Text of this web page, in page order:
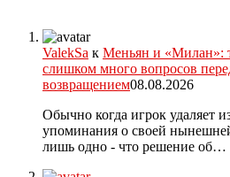
ValekSa к Меньян и «Милан»:
слишком много вопросов
возвращением08.08.2026
Обычно когда игрок удаляет
упоминания о своей
лишь одно - что решение об…